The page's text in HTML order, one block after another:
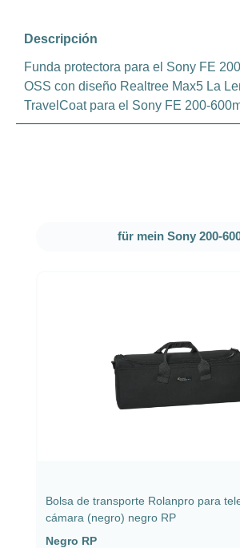
Descripción
Funda protectora para el Sony FE
OSS con diseño Realtree Max5 La
TravelCoat para el Sony FE 200-
Omitir la galería de productos
für mein Sony 200-
Bolsa de transporte Rolanpro para
cámara (negro) negro RP
Negro RP